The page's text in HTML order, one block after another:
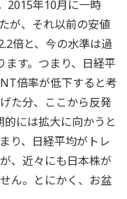
2015年10月に一時
が、それ以前の安値
倍と、今の水準は過
す。つまり、日経平
倍率が低下すると考
た分、ここから反発
には拡大に向かうと
り、日経平均がトレ
、近々にも日本株が
ん。とにかく、お盆